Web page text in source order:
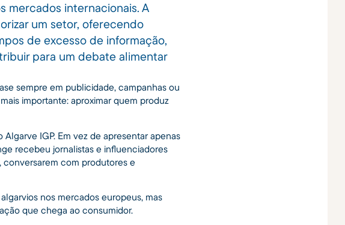
mercados internacionais. A
um setor, oferecendo
de excesso de informação,
para um debate alimentar
sempre em publicidade, campanhas ou
importante: aproximar quem produz
IGP. Em vez de apresentar apenas
recebeu jornalistas e influenciadores
conversarem com produtores e
nos mercados europeus, mas
que chega ao consumidor.